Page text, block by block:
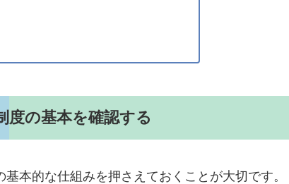
の基本を確認する
本的な仕組みを押さえておくことが大切です。